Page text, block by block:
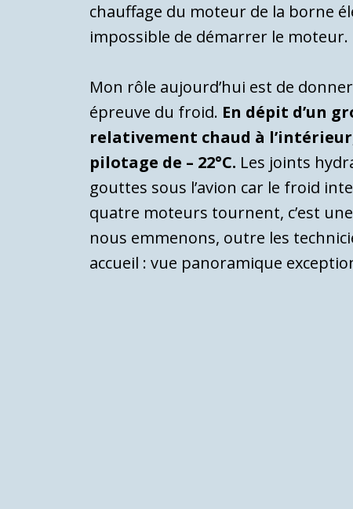
chauffage du moteur de la borne
impossible de démarrer le moteur.
Mon rôle aujourd’hui est de
épreuve du froid. En dépit d’un
relativement chaud à
pilotage de – 22°C. Les joints
gouttes sous l’avion car le froid
quatre moteurs tournent, c’est
nous emmenons, outre les
accueil : vue panoramique